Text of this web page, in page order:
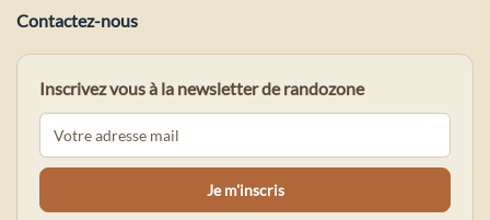
Contactez-nous
Inscrivez vous à la newsletter de randozone